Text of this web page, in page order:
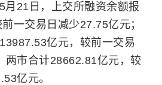
月21日，上交所融资余额报
一交易日减少27.75亿元；
亿元，较前一交易
两市合计28662.81亿元，较
亿元。